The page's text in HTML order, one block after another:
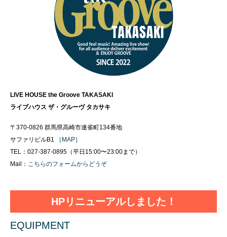
LIVE HOUSE the Groove TAKASAKI
ライブハウス ザ・グルーヴ タカサキ
〒370-0826 群馬県高崎市連雀町134番地
サファリビルB1
［MAP］
TEL：027-387-0895（平日15:00〜23:00まで）
Mail： こちらのフォームからどうぞ
HPリニューアルしました！
EQUIPMENT